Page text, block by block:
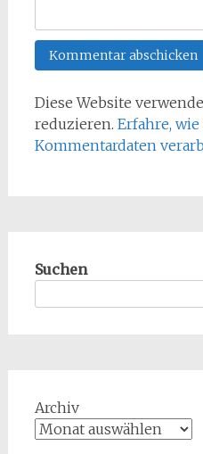
Diese Website
reduzieren. Erfahre,
Kommentardaten
Suchen
Archiv